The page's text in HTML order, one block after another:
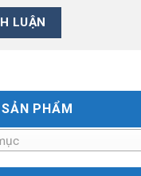
PHẨM